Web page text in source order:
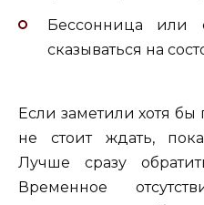
Бессонница или
сказываться на
Если заметили хотя бы
не стоит ждать,
Лучше сразу
Временное